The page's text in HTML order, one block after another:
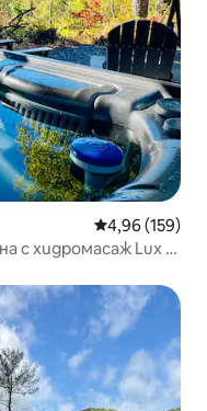
Средна
4,96 (159)
с хидромасаж Lux +